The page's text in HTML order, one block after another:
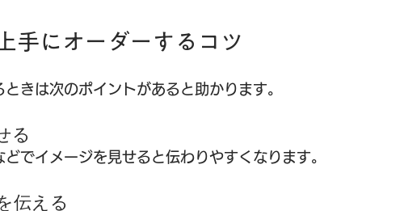
手にオーダーするコツ
きは次のポイントがあると助かります。
る
どでイメージを見せると伝わりやすくなります。
伝える